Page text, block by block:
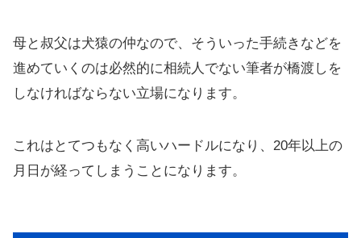
母と叔父は犬猿の仲なので、そういった手続きなどを
進めていくのは必然的に相続人でない筆者が橋渡しを
しなければならない立場になります。
これはとてつもなく高いハードルになり、20年以上の
月日が経ってしまうことになります。